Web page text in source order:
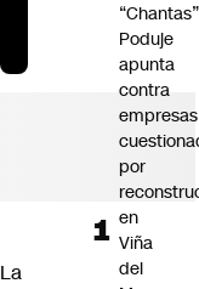
La
Poduje
apunta
contra
empresas
por
en
Viña
del